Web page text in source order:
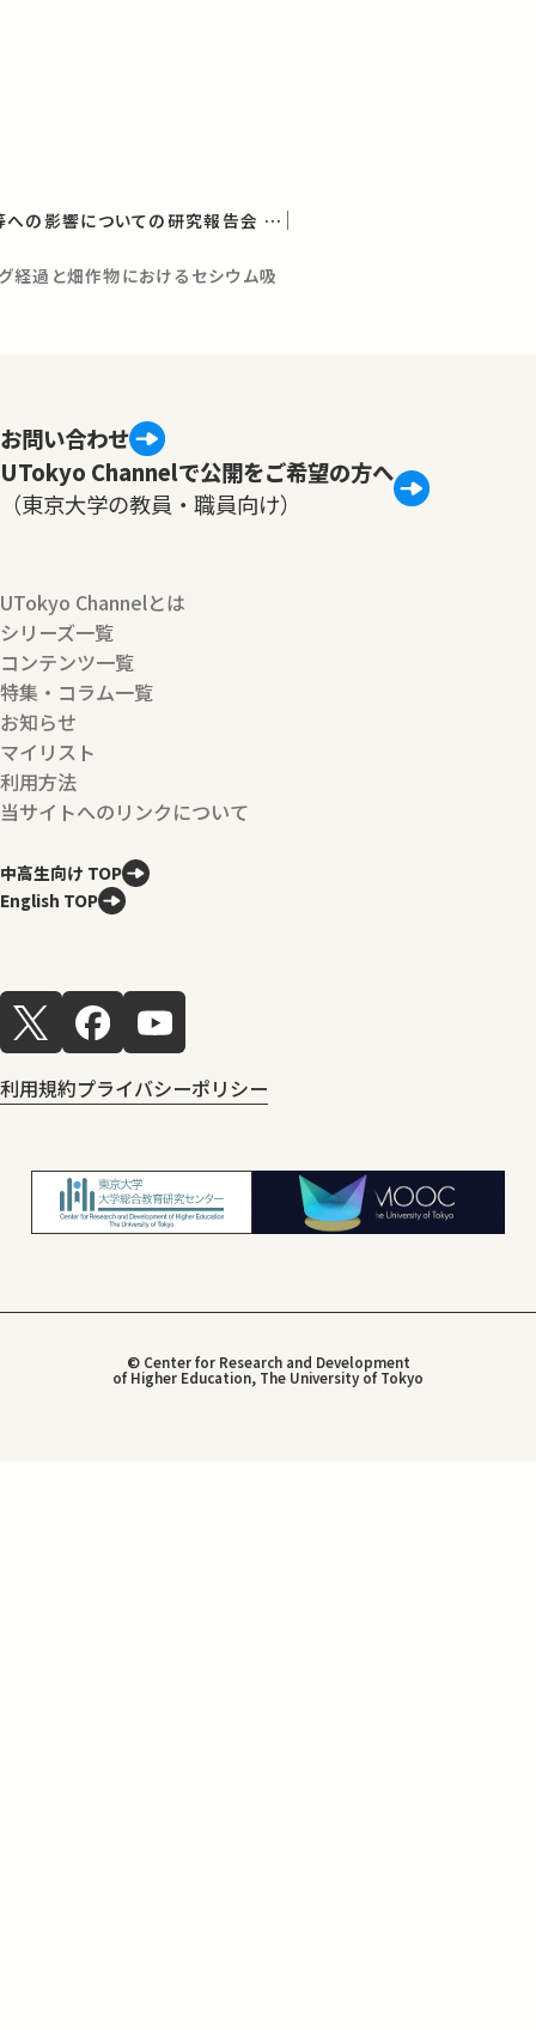
放射能の農畜水産物等への影響についての研究報告会 第10回報告会
経過と畑作物におけるセシウム吸
お問い合わせ
UTokyo Channelで公開をご希望の方へ
（東京大学の教員・職員向け）
UTokyo Channelとは
シリーズ一覧
コンテンツ一覧
特集・コラム一覧
お知らせ
マイリスト
利用方法
当サイトへのリンクについて
中高生向け TOP
English TOP
利用規約プライバシーポリシー
© Center for Research and Development
of Higher Education, The University of Tokyo